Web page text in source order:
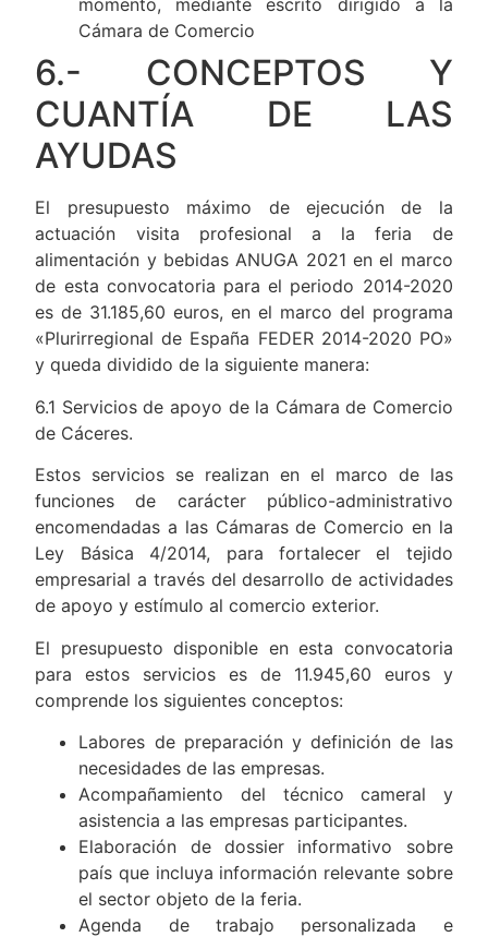
momento, mediante escrito dirigido a la
Cámara de Comercio
6.- CONCEPTOS Y
CUANTÍA DE LAS
AYUDAS
El presupuesto máximo de ejecución de la
actuación visita profesional a la feria de
alimentación y bebidas ANUGA 2021 en el marco
de esta convocatoria para el periodo 2014-2020
es de 31.185,60 euros, en el marco del programa
«Plurirregional de España FEDER 2014-2020 PO»
y queda dividido de la siguiente manera:
6.1 Servicios de apoyo de la Cámara de Comercio
de Cáceres.
Estos servicios se realizan en el marco de las
funciones de carácter público-administrativo
encomendadas a las Cámaras de Comercio en la
Ley Básica 4/2014, para fortalecer el tejido
empresarial a través del desarrollo de actividades
de apoyo y estímulo al comercio exterior.
El presupuesto disponible en esta convocatoria
para estos servicios es de 11.945,60 euros y
comprende los siguientes conceptos:
Labores de preparación y definición de las
necesidades de las empresas.
Acompañamiento del técnico cameral y
asistencia a las empresas participantes.
Elaboración de dossier informativo sobre
país que incluya información relevante sobre
el sector objeto de la feria.
Agenda de trabajo personalizada e